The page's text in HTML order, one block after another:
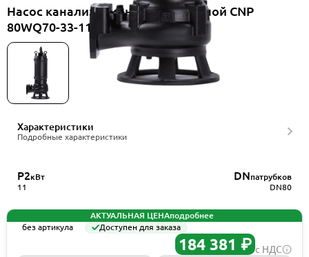
Насос канализационный погружной CNP
80WQ70-33-11EF(II)
Характеристики
Подробные характеристики
P2кВт
11
DNпатрубков
DN80
АКТУАЛЬНАЯ ЦЕНАподробнее
без артикула
Доступен для заказа
184 381 ₽ с НДС